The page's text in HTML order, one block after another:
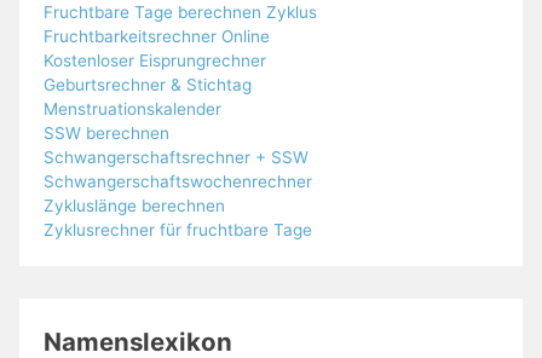
Fruchtbare Tage berechnen Zyklus
Fruchtbarkeitsrechner Online
Kostenloser Eisprungrechner
Geburtsrechner & Stichtag
Menstruationskalender
SSW berechnen
Schwangerschaftsrechner + SSW
Schwangerschaftswochenrechner
Zykluslänge berechnen
Zyklusrechner für fruchtbare Tage
Namenslexikon